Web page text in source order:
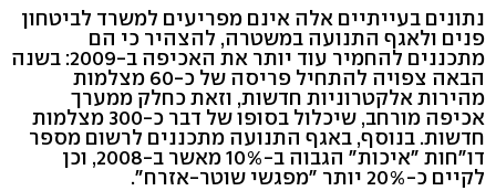
נתונים בעייתיים אלה אינם מפריעים למשרד לביטחון
פנים ולאגף התנועה במשטרה, להצהיר כי הם
מתכננים להחמיר עוד יותר את האכיפה ב-2009: בשנה
הבאה צפויה להתחיל פריסה של כ-60 מצלמות
מהירות אלקטרוניות חדשות, וזאת כחלק ממערך
אכיפה מורחב, שיכלול בסופו של דבר כ-300 מצלמות
חדשות. בנוסף, באגף התנועה מתכננים לרשום מספר
דו"חות "איכות" הגבוה ב-10% מאשר ב-2008, וכן
לקיים כ-20% יותר "מפגשי שוטר-אזרח".